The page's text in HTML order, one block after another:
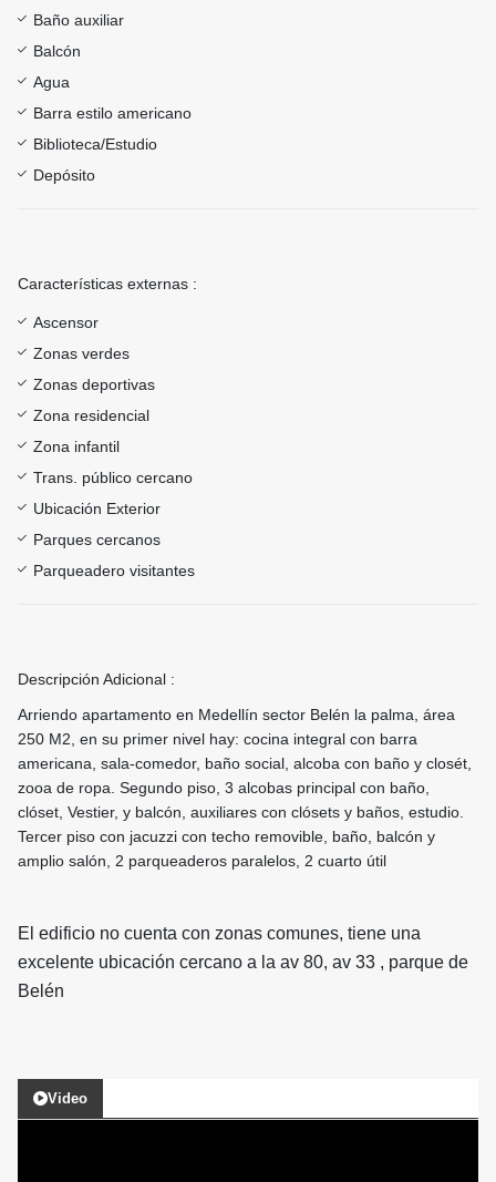
Baño auxiliar
Balcón
Agua
Barra estilo americano
Biblioteca/Estudio
Depósito
Características externas :
Ascensor
Zonas verdes
Zonas deportivas
Zona residencial
Zona infantil
Trans. público cercano
Ubicación Exterior
Parques cercanos
Parqueadero visitantes
Descripción Adicional :
Arriendo apartamento en Medellín sector Belén la palma, área
250 M2, en su primer nivel hay: cocina integral con barra
americana, sala-comedor, baño social, alcoba con baño y closét,
zooa de ropa. Segundo piso, 3 alcobas principal con baño,
clóset, Vestier, y balcón, auxiliares con clósets y baños, estudio.
Tercer piso con jacuzzi con techo removible, baño, balcón y
amplio salón, 2 parqueaderos paralelos, 2 cuarto útil
El edificio no cuenta con zonas comunes, tiene una
excelente ubicación cercano a la av 80, av 33 , parque de
Belén
Video